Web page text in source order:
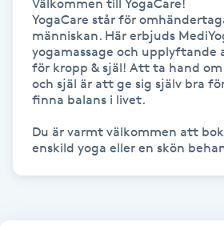
Hälsa
Hälsprickor
Idrottsmassage
IPL
Välkommen till YogaCare!
YogaCare står för
människan. Här erbjuds
yogamassage och upplyftande
för kropp & själ! Att ta hand
och själ är att ge sig själv bra
finna balans i livet.
Du är varmt välkommen att